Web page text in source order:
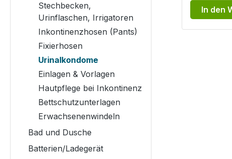
Stechbecken,
Urinflaschen, Irrigatoren
Inkontinenzhosen (Pants)
Fixierhosen
Urinalkondome
Einlagen & Vorlagen
Hautpflege bei Inkontinenz
Bettschutzunterlagen
Erwachsenenwindeln
Bad und Dusche
Batterien/Ladegerät
In den